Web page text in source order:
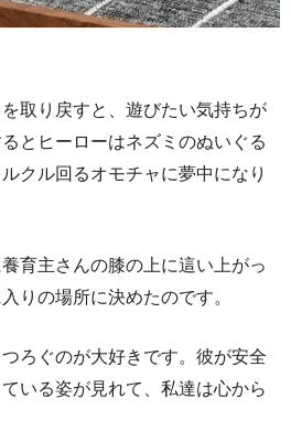
取り戻すと、遊びたい気持ちが
とヒーローはネズミのぬいぐる
クル回るオモチャに夢中になり
育主さんの膝の上に這い上がっ
りの場所に決めたのです。
ろぐのが大好きです。彼が安全
いる姿が見れて、私達は心から